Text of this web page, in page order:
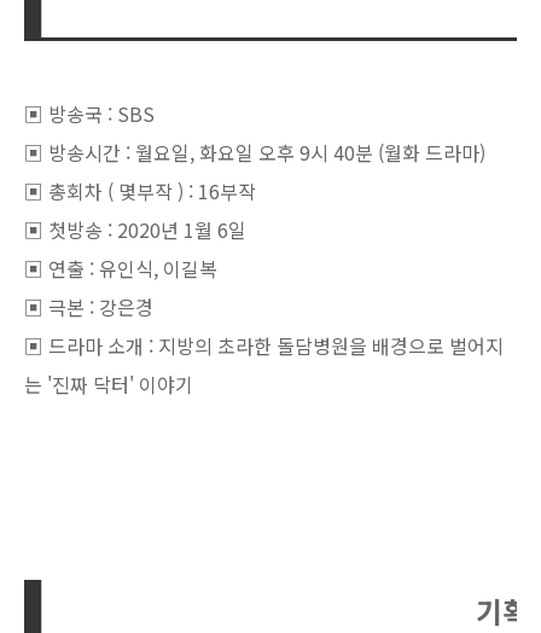
▣ 방송국 : SBS
▣ 방송시간 : 월요일, 화요일 오후 9시 40분 (월화 드라마)
▣ 총회차 ( 몇부작 ) : 16부작
▣ 첫방송 : 2020년 1월 6일
▣ 연출 : 유인식, 이길복
▣ 극본 : 강은경
▣ 드라마 소개 : 지방의 초라한 돌담병원을 배경으로 벌어지
는 '진짜 닥터' 이야기
기획